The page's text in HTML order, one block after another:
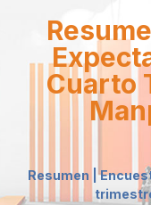
Cuarto
Resumen |